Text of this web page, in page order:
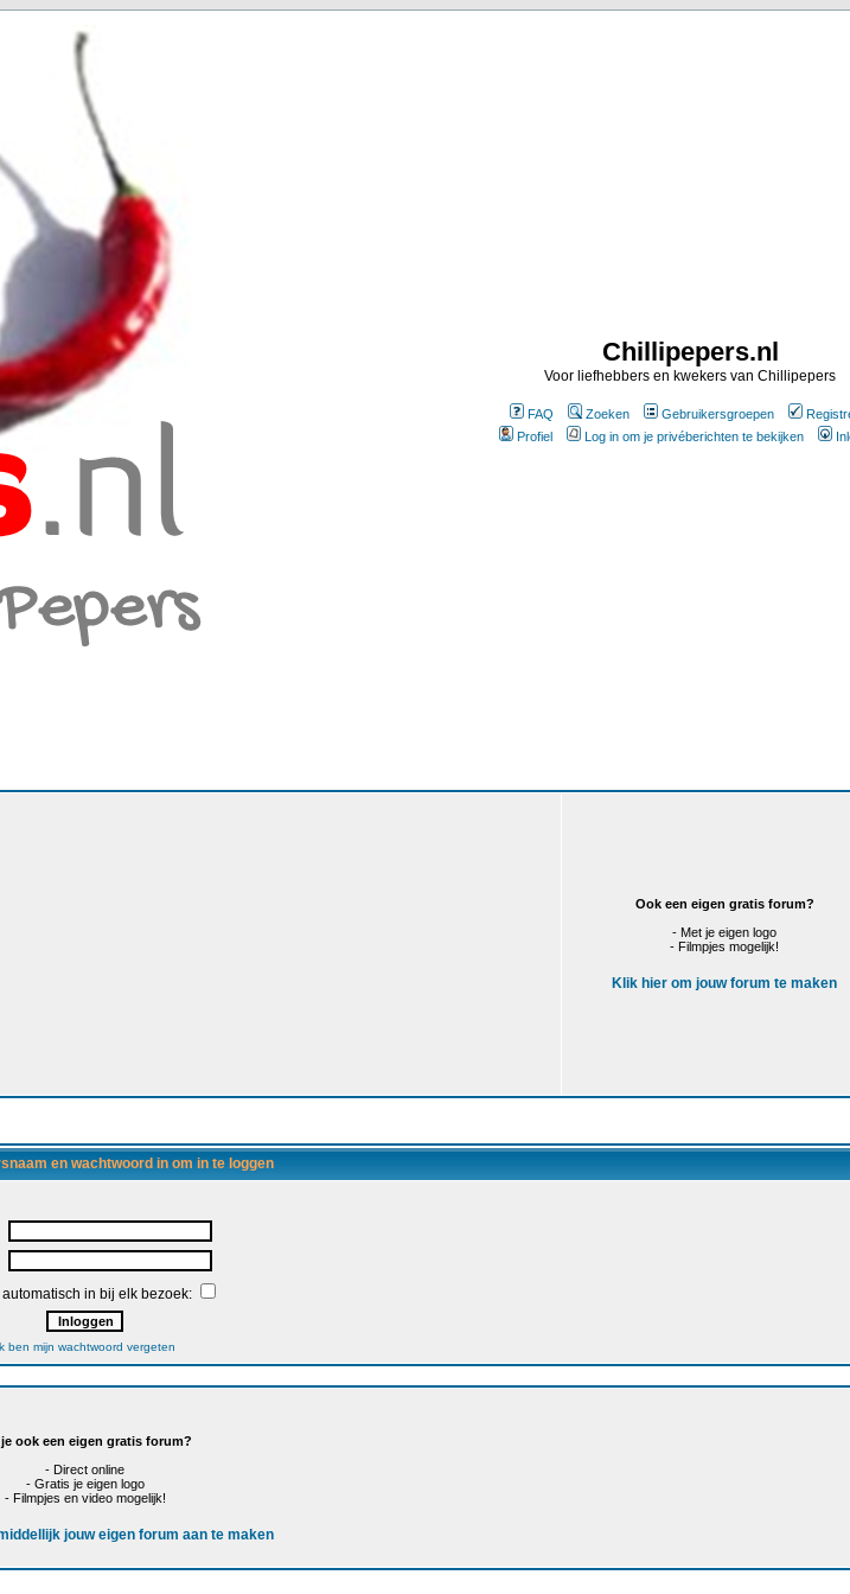
Chillipepers.nl
Voor liefhebbers en kwekers van Chillipepers
FAQ Zoeken Gebruikersgroepen
Profiel
Log in om je privéberichten te bekijken
Ook een eigen gratis forum?
- Met je eigen logo
- Filmpjes mogelijk!
Klik hier om jouw forum te maken
en wachtwoord in om in te loggen
automatisch in bij elk bezoek:
ben mijn wachtwoord vergeten
ook een eigen gratis forum?
- Direct online
- Gratis je eigen logo
- Filmpjes en video mogelijk!
jouw eigen forum aan te maken